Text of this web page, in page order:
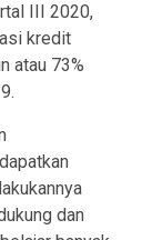
III 2020,
kredit
atau 73%
dan